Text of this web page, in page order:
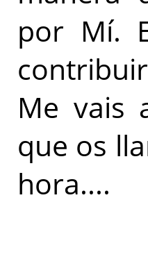
por Mí.
Me vais
que os
hora....